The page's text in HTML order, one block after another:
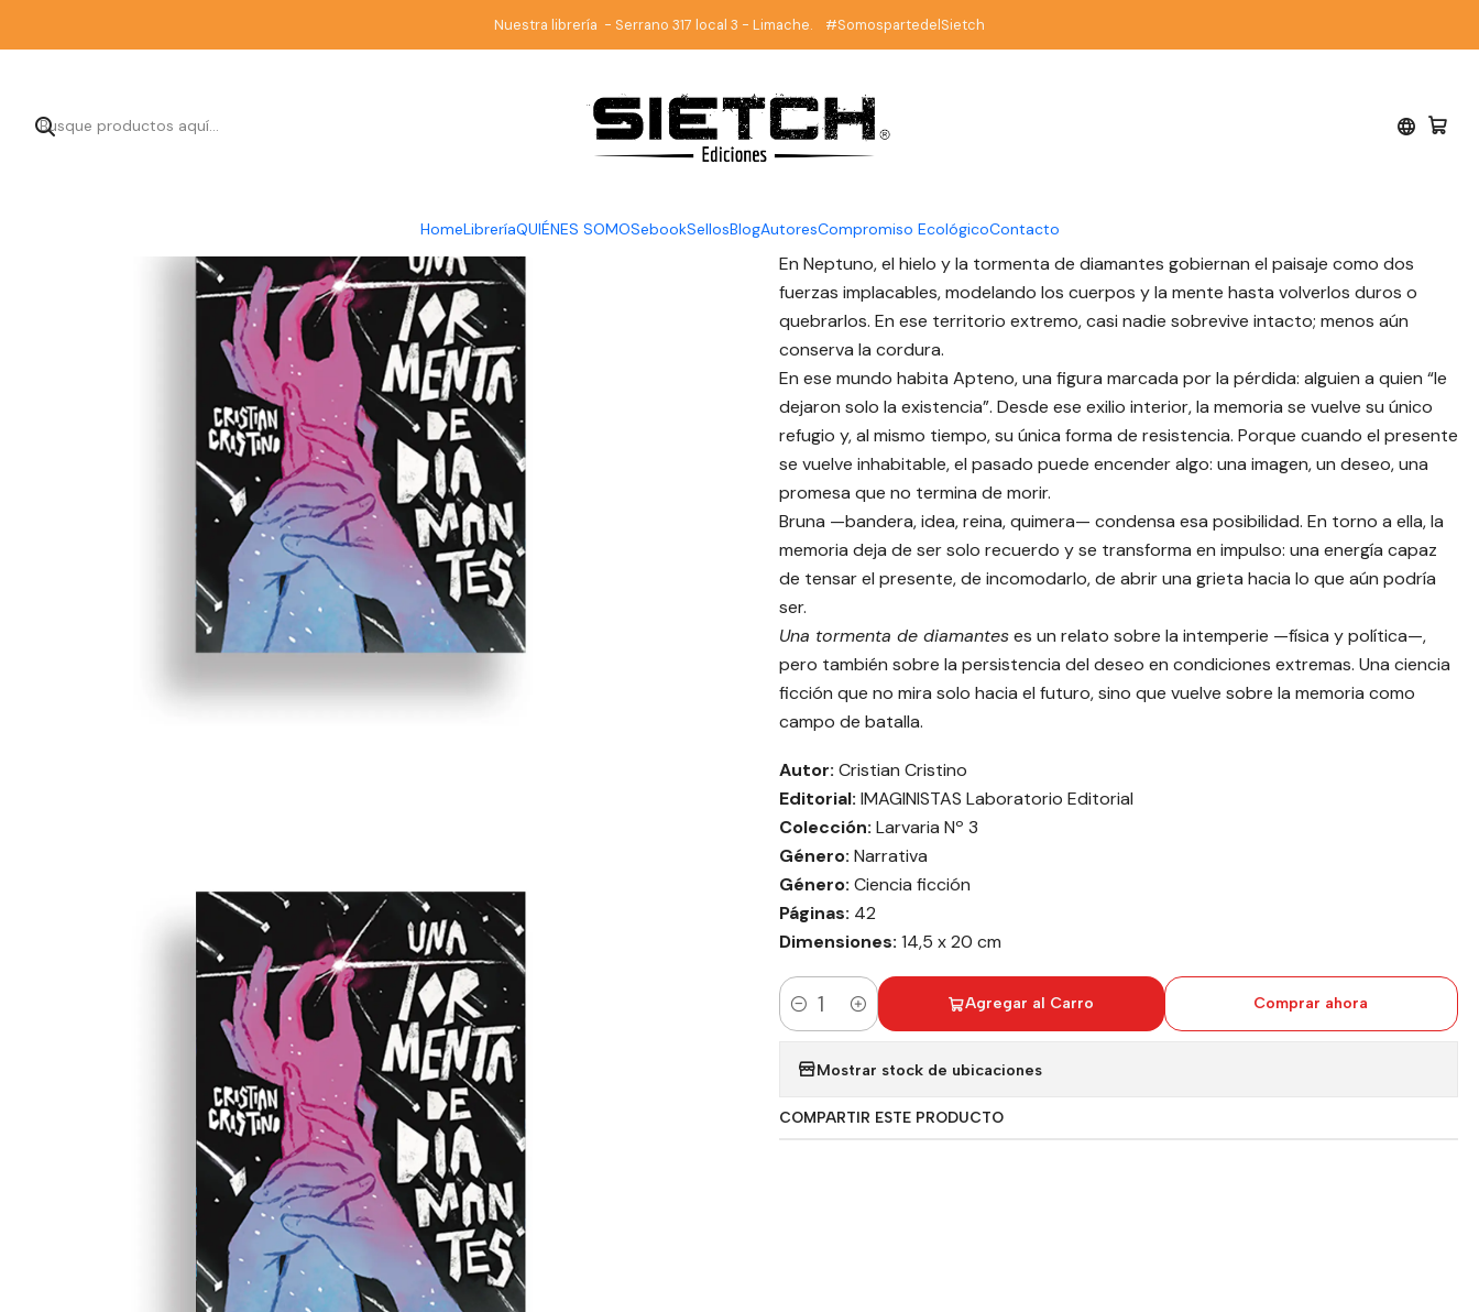
HomeLibreríaQUIÉNES SOMOSebookSellosBlogAutoresCompromiso EcológicoContacto
Nuestra librería - Serrano 317 local 3 - Limache. #SomospartedelSietch
Inicio Librería Ciencia Ficción Una tormenta de diamantes - Imaginistas
|
Una tormenta de diamantes -
Imaginistas
DESCRIPCIÓN
En Neptuno, el hielo y la tormenta de diamantes gobiernan el paisaje como dos
fuerzas implacables, modelando los cuerpos y la mente hasta volverlos duros o
quebrarlos. En ese territorio extremo, casi nadie sobrevive intacto; menos aún
conserva la cordura.
En ese mundo habita Apteno, una figura marcada por la pérdida: alguien a quien “le
dejaron solo la existencia”. Desde ese exilio interior, la memoria se vuelve su único
refugio y, al mismo tiempo, su única forma de resistencia. Porque cuando el presente
se vuelve inhabitable, el pasado puede encender algo: una imagen, un deseo, una
promesa que no termina de morir.
Bruna —bandera, idea, reina, quimera— condensa esa posibilidad. En torno a ella, la
memoria deja de ser solo recuerdo y se transforma en impulso: una energía capaz
de tensar el presente, de incomodarlo, de abrir una grieta hacia lo que aún podría
ser.
Una tormenta de diamanteses un relato sobre la intemperie —física y política—,
pero también sobre la persistencia del deseo en condiciones extremas. Una ciencia
ficción que no mira solo hacia el futuro, sino que vuelve sobre la memoria como
campo de batalla.
Autor: Cristian Cristino
Editorial: IMAGINISTAS Laboratorio Editorial
Colección: Larvaria Nº 3
Género: Narrativa
Género: Ciencia ficción
Páginas: 42
Dimensiones: 14,5 x 20 cm
Cantidad
Agregar al Carro Comprar ahora
Mostrar stock de ubicaciones
COMPARTIR ESTE PRODUCTO